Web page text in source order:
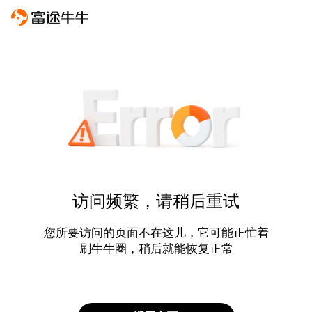
访问频繁，请稍后重试
您所要访问的页面不在这儿，它可能正忙着
刷牛牛圈，稍后就能恢复正常